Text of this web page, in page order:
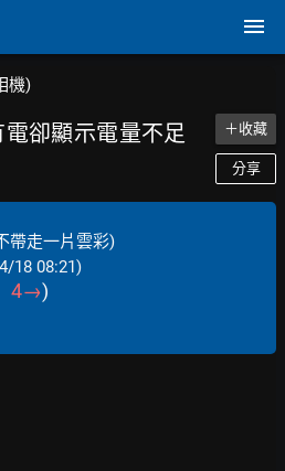
機)
卻顯示電量不足
＋收藏
分享
帶走一片雲彩)
18 08:21)
4→)